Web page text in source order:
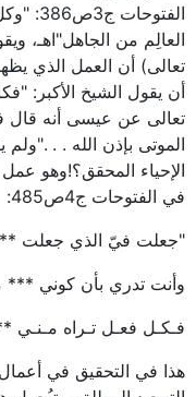
تعالى) أن العمل الذي
أن يقول الشيخ الأكبر:
الموتى بإذن الله . . ."ولم
الإحياء المحقق؟!وهو
في الفتوحات ج4ص485:
"جعلت فيّ الذي جعلت
وأنت تدري بأن كوني ***
فـكـل فعـل تـراه مـنـي
هذا في التحقيق في أعمال